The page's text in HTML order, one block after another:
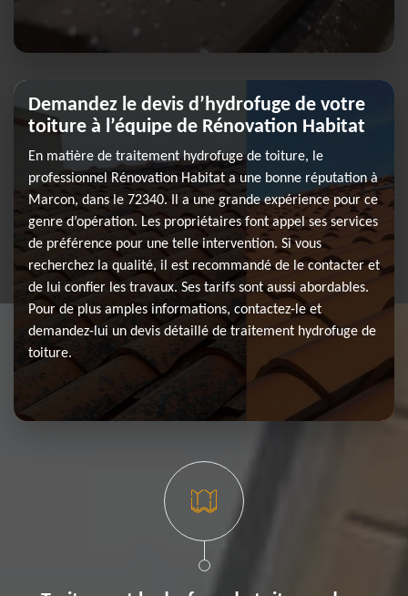
Demandez le devis d’hydrofuge de votre
toiture à l’équipe de Rénovation Habitat
En matière de traitement hydrofuge de toiture, le
professionnel Rénovation Habitat a une bonne réputation à
Marcon, dans le 72340. Il a une grande expérience pour ce
genre d’opération. Les propriétaires font appel ses services
de préférence pour une telle intervention. Si vous
recherchez la qualité, il est recommandé de le contacter et
de lui confier les travaux. Ses tarifs sont aussi abordables.
Pour de plus amples informations, contactez-le et
demandez-lui un devis détaillé de traitement hydrofuge de
toiture.